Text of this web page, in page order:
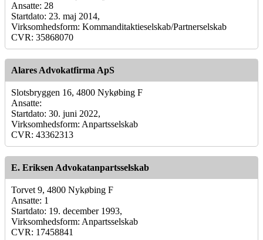
Ansatte: 28
Startdato: 23. maj 2014,
Virksomhedsform: Kommanditaktieselskab/Partnerselskab
CVR: 35868070
Alares Advokatfirma ApS
Slotsbryggen 16, 4800 Nykøbing F
Ansatte:
Startdato: 30. juni 2022,
Virksomhedsform: Anpartsselskab
CVR: 43362313
E. Eriksen Advokatanpartsselskab
Torvet 9, 4800 Nykøbing F
Ansatte: 1
Startdato: 19. december 1993,
Virksomhedsform: Anpartsselskab
CVR: 17458841